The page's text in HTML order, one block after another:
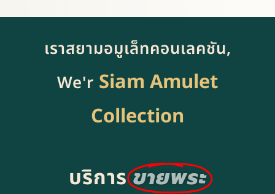
เราสยามอมูเล็ทคอนเลคชัน,
We'r Siam Amulet
Collection
บริการ ขายพระ